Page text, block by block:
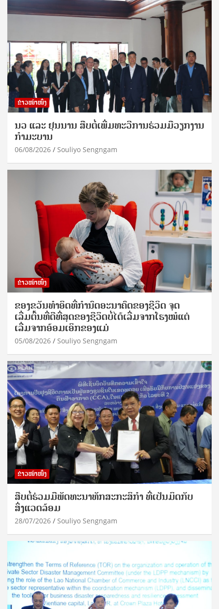
ຂ່າວໜ້າໜຶ່ງ
ນວ ແລະ ຢຸນນານ ສືບຕໍ່ເພີ່ມທະວີການຮ່ວມມືວຽກງານ
ກຳມະບານ
06/08/2026 Souliyo Sengngam
ຂ່າວໜ້າໜຶ່ງ
ຂອງຂວັນທໍາອິດທີ່ກໍານົດອະນາຄົດຂອງຊີວິດ ຈຸດ
ເລີ່ມຕົ້ນທີ່ດີທີ່ສຸດຂອງຊີວິດບໍ່ໄດ້ເລີ່ມຈາກໂຮງໝໍແຕ່
ເລີ່ມຈາກອ້ອມເອິກຂອງແມ່
05/08/2026 Souliyo Sengngam
ຂ່າວໜ້າໜຶ່ງ
ສືບຕໍ່ຮ່ວມມືພັດທະນາທັກສະກະສິກຳ ທີ່ເປັນມິດກັບ
ສິ່ງແວດລ້ອມ
28/07/2026 Souliyo Sengngam